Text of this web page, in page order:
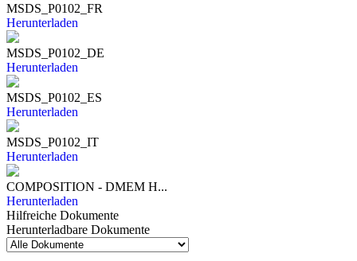
MSDS_P0102_FR
Herunterladen
MSDS_P0102_DE
Herunterladen
MSDS_P0102_ES
Herunterladen
MSDS_P0102_IT
Herunterladen
COMPOSITION - DMEM H...
Herunterladen
Hilfreiche Dokumente
Herunterladbare Dokumente